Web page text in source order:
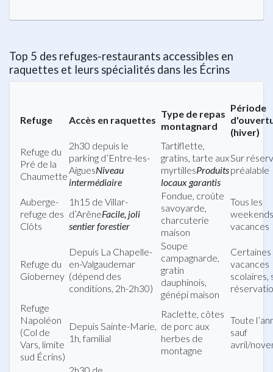
Top 5 des refuges-restaurants accessibles en
raquettes et leurs spécialités dans les Écrins
Refuge Accès en raquettes
Type de repas
montagnard
Période
(hiver)
Refuge du
Pré de la
Chaumette
2h30 depuis le
parking d’Entre-les-
AiguesNiveau
intermédiaire
Tartiflette,
gratins, tarte aux
myrtillesProduits
locaux garantis
Sur
préalable
Auberge-
refuge des
Clôts
1h15 de Villar-
d’ArêneFacile, joli
sentier forestier
Fondue, croûte
savoyarde,
charcuterie
maison
Tous les
vacances
Refuge du
Gioberney
Depuis La Chapelle-
en-Valgaudemar
(dépend des
conditions, 2h-2h30)
Soupe
campagnarde,
gratin
dauphinois,
génépi maison
Certaines
vacances
scolaires,
Refuge
Napoléon
(Col de
Vars, limite
sud Écrins)
Depuis Sainte-Marie,
1h, familial
Raclette, côtes
de porc aux
herbes de
montagne
Toute
sauf
avril/